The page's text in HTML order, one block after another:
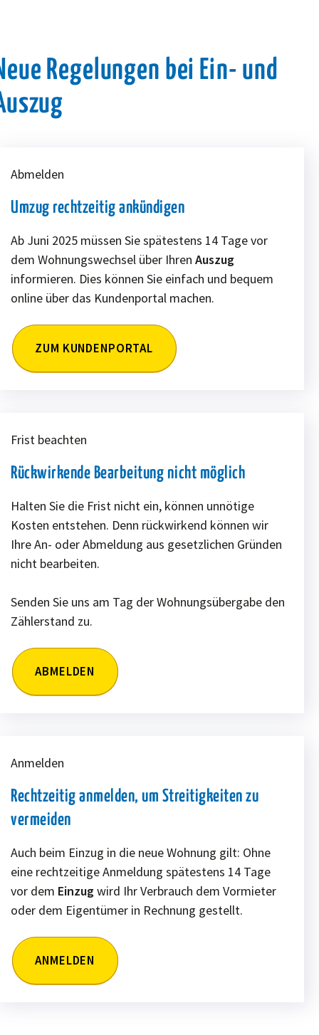
Regelungen bei Ein- und
Abmelden
Umzug rechtzeitig ankündigen
Ab Juni 2025 müssen Sie spätestens 14 Tage vor
dem Wohnungswechsel über Ihren Auszug
informieren. Dies können Sie einfach und bequem
online über das Kundenportal machen.
ZUM KUNDENPORTAL
Frist beachten
Rückwirkende Bearbeitung nicht möglich
Halten Sie die Frist nicht ein, können unnötige
Kosten entstehen. Denn rückwirkend können wir
Ihre An- oder Abmeldung aus gesetzlichen Gründen
nicht bearbeiten.
Senden Sie uns am Tag der Wohnungsübergabe den
Zählerstand zu.
ABMELDEN
Anmelden
Rechtzeitig anmelden, um Streitigkeiten zu
vermeiden
Auch beim Einzug in die neue Wohnung gilt: Ohne
eine rechtzeitige Anmeldung spätestens 14 Tage
vor dem Einzugwird Ihr Verbrauch dem Vormieter
oder dem Eigentümer in Rechnung gestellt.
ANMELDEN